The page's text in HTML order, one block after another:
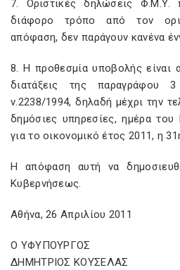
7. Οριστικές δηλώσεις Φ.Μ.Υ.
διάφορο τρόπο από τον
απόφαση, δεν παράγουν κανένα
8. Η προθεσμία υποβολής είναι
διατάξεις της
ν.2238/1994, δηλαδή μέχρι την
δημόσιες υπηρεσίες, ημέρα
για το οικονομικό έτος 2011, η
Η απόφαση αυτή να
Κυβερνήσεως.
Αθήνα, 26 Απριλίου 2011
Ο ΥΦΥΠΟΥΡΓΟΣ
ΔΗΜΗΤΡΙΟΣ ΚΟΥΣΕΛΑΣ